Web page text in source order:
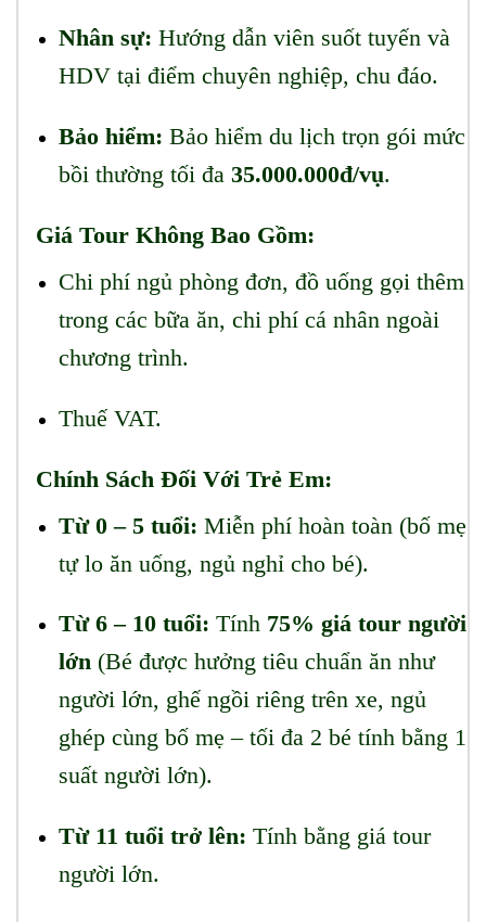
Nhân sự: Hướng dẫn viên suốt tuyến và
HDV tại điểm chuyên nghiệp, chu đáo.
Bảo hiểm: Bảo hiểm du lịch trọn gói mức
bồi thường tối đa 35.000.000đ/vụ.
Giá Tour Không Bao Gồm:
Chi phí ngủ phòng đơn, đồ uống gọi thêm
trong các bữa ăn, chi phí cá nhân ngoài
chương trình.
Thuế VAT.
Chính Sách Đối Với Trẻ Em:
Từ 0 – 5 tuổi: Miễn phí hoàn toàn (bố mẹ
tự lo ăn uống, ngủ nghỉ cho bé).
Từ 6 – 10 tuổi: Tính 75% giá tour người
lớn(Bé được hưởng tiêu chuẩn ăn như
người lớn, ghế ngồi riêng trên xe, ngủ
ghép cùng bố mẹ – tối đa 2 bé tính bằng 1
suất người lớn).
Từ 11 tuổi trở lên: Tính bằng giá tour
người lớn.